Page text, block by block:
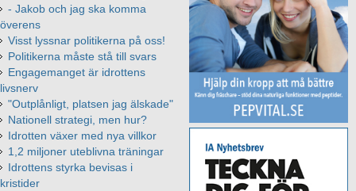
- Jakob och jag ska komma
överens
Visst lyssnar politikerna på oss!
Politikerna måste stå till svars
Engagemanget är idrottens
livsnerv
"Outplånligt, platsen jag älskade"
Nationell strategi, men hur?
Idrotten växer med nya villkor
1,2 miljoner uteblivna träningar
Idrottens styrka bevisas i
kristider